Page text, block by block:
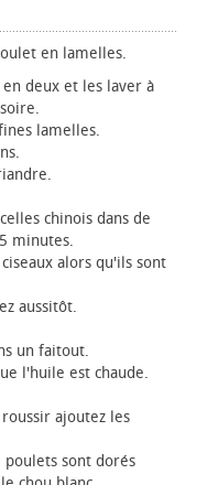
en lamelles.
deux et les laver à
lamelles.
chinois dans de
minutes.
alors qu'ils sont
aussitôt.
un faitout.
l'huile est chaude.
ajoutez les
poulets sont dorés